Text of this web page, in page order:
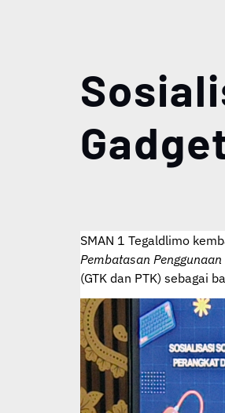
SMAN 1 Tegaldlimo
Pembatasan
(GTK dan PTK) sebagai